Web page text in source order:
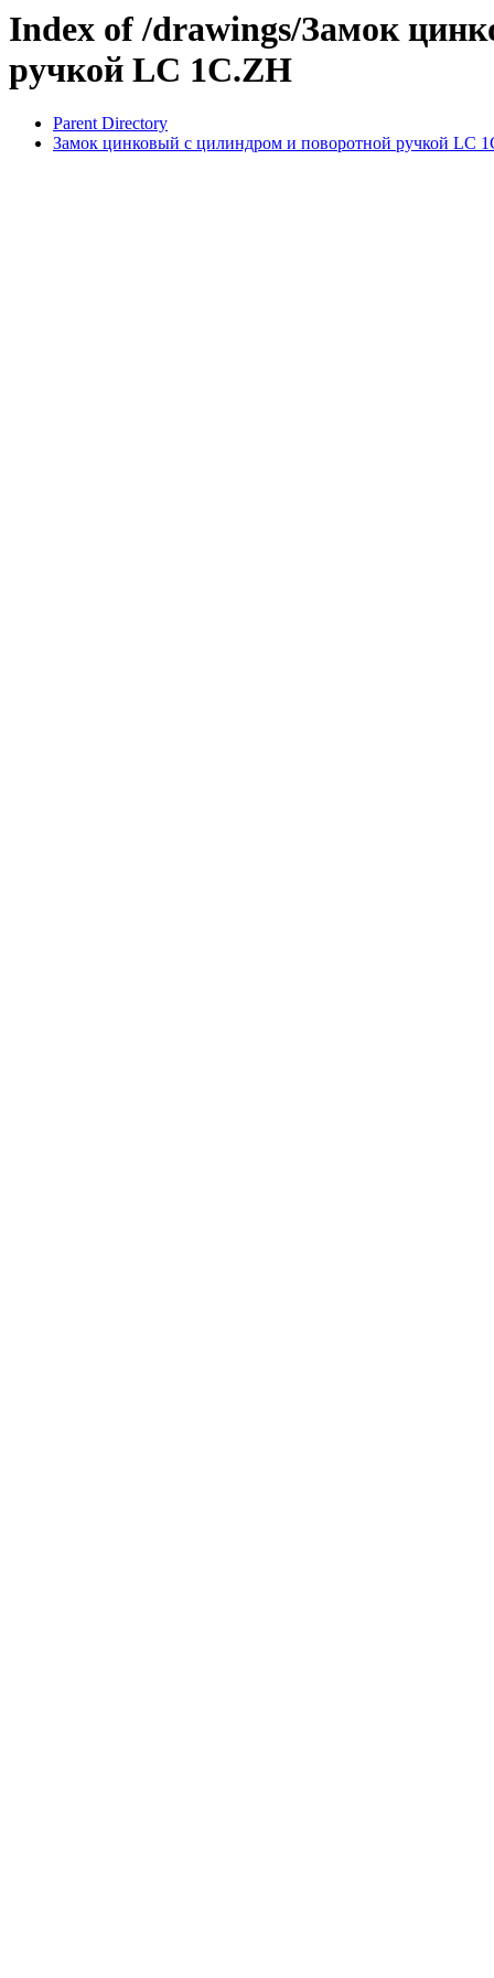
Index of /drawings/Замок
ручкой LC 1C.ZH
Parent Directory
Замок цинковый с цилиндром и поворотной ручкой LC